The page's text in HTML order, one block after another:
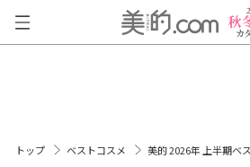
トップ ベストコスメ 美的 2026年 上半期ベ